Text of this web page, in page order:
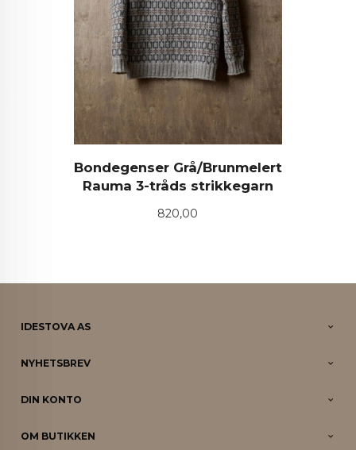
Bondegenser Grå/Brunmelert
Rauma 3-tråds strikkegarn
Pris
820,00
IDESTOVA AS
NYHETSBREV
DIN KONTO
OM BUTIKKEN